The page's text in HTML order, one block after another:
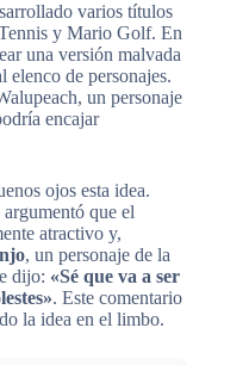
varios títulos
y Mario Golf. En
una versión malvada
elenco de personajes.
un personaje
encajar
ojos esta idea.
que el
atractivo y,
, un personaje de la
dijo: «Sé que va a ser
. Este comentario
la idea en el limbo.